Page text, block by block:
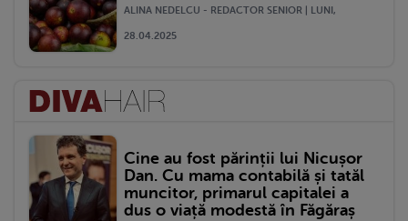
ALINA NEDELCU - REDACTOR SENIOR | LUNI,
28.04.2025
Cine au fost părinții lui Nicușor
Dan. Cu mama contabilă și tatăl
muncitor, primarul capitalei a
dus o viață modestă în Făgăraș